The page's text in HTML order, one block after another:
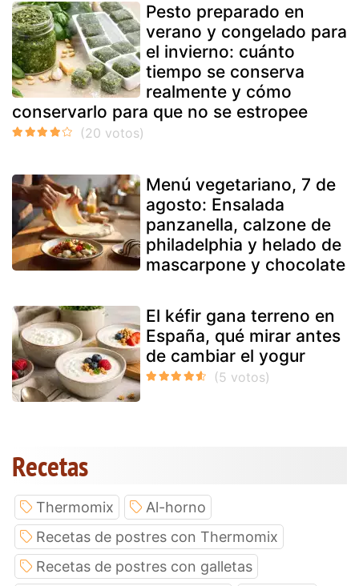
Pesto preparado en
verano y congelado para
el invierno: cuánto
tiempo se conserva
realmente y cómo
conservarlo para que no se estropee
Menú vegetariano, 7 de
agosto: Ensalada
panzanella, calzone de
philadelphia y helado de
mascarpone y chocolate
El kéfir gana terreno en
España, qué mirar antes
de cambiar el yogur
Recetas
Thermomix
Al-horno
Recetas de postres con Thermomix
Recetas de postres con galletas